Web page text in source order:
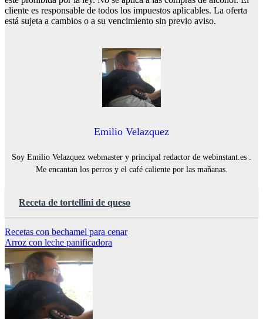
cliente es responsable de todos los impuestos aplicables. La oferta
está sujeta a cambios o a su vencimiento sin previo aviso.
Emilio Velazquez
Soy Emilio Velazquez webmaster y principal redactor de webinstant.es .
Me encantan los perros y el café caliente por las mañanas.
Receta de tortellini de queso
Navegación
de
entradas
Recetas con bechamel para cenar
Arroz con leche panificadora